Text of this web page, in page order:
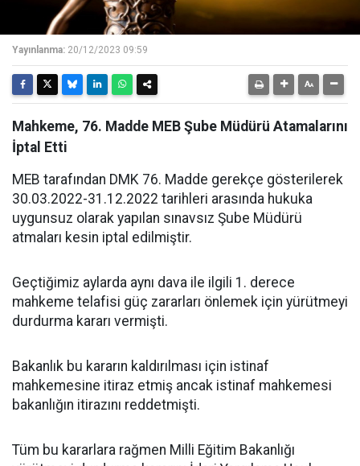
Yayınlanma: 20/12/2023 09:59
Mahkeme, 76. Madde MEB Şube Müdürü Atamalarını
İptal Etti
MEB tarafından DMK 76. Madde gerekçe gösterilerek
30.03.2022-31.12.2022 tarihleri arasında hukuka
uygunsuz olarak yapılan sınavsız Şube Müdürü
atmaları kesin iptal edilmiştir.
Geçtiğimiz aylarda aynı dava ile ilgili 1. derece
mahkeme telafisi güç zararları önlemek için yürütmeyi
durdurma kararı vermişti.
Bakanlık bu kararın kaldırılması için istinaf
mahkemesine itiraz etmiş ancak istinaf mahkemesi
bakanlığın itirazını reddetmişti.
Tüm bu kararlara rağmen Milli Eğitim Bakanlığı